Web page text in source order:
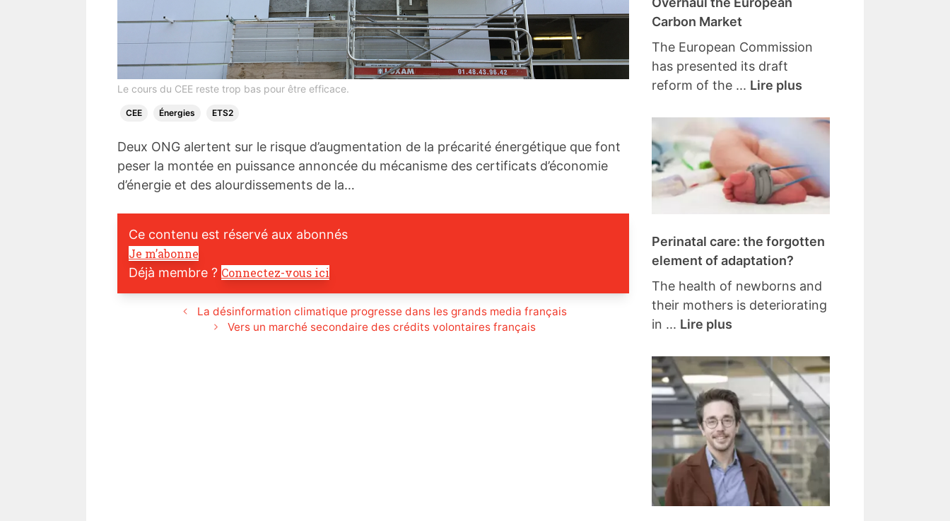
Le cours du CEE reste trop bas pour être efficace.
CEE Énergies ETS2
Deux ONG alertent sur le risque d’augmentation de la précarité énergétique que font
peser la montée en puissance annoncée du mécanisme des certificats d’économie
d’énergie et des alourdissements de la…
Ce contenu est réservé aux abonnés
Je m’abonne
Déjà membre ? Connectez-vous ici
La désinformation climatique progresse dans les grands media français
Vers un marché secondaire des crédits volontaires français
Carbon Market
The European Commission
has presented its draft
reform of the ... Lire plus
Perinatal care: the forgotten
element of adaptation?
The health of newborns and
their mothers is deteriorating
in ... Lire plus